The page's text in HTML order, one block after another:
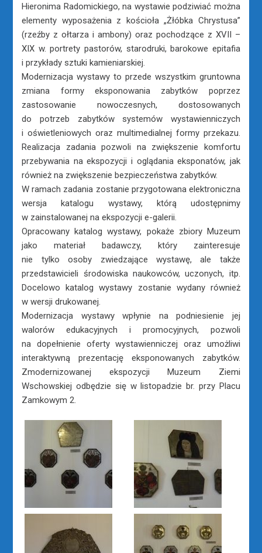
Hieronima Radomickiego, na wystawie podziwiać można
elementy wyposażenia z kościoła „Żłóbka Chrystusa”
(rzeźby z ołtarza i ambony) oraz pochodzące z XVII –
XIX w. portrety pastorów, starodruki, barokowe epitafia
i przykłady sztuki kamieniarskiej.
Modernizacja wystawy to przede wszystkim gruntowna
zmiana formy eksponowania zabytków poprzez
zastosowanie nowoczesnych, dostosowanych
do potrzeb zabytków systemów wystawienniczych
i oświetleniowych oraz multimedialnej formy przekazu.
Realizacja zadania pozwoli na zwiększenie komfortu
przebywania na ekspozycji i oglądania eksponatów, jak
również na zwiększenie bezpieczeństwa zabytków.
W ramach zadania zostanie przygotowana elektroniczna
wersja katalogu wystawy, którą udostępnimy
w zainstalowanej na ekspozycji e-galerii.
Opracowany katalog wystawy, pokaże zbiory Muzeum
jako materiał badawczy, który zainteresuje
nie tylko osoby zwiedzające wystawę, ale także
przedstawicieli środowiska naukowców, uczonych, itp.
Docelowo katalog wystawy zostanie wydany również
w wersji drukowanej.
Modernizacja wystawy wpłynie na podniesienie jej
walorów edukacyjnych i promocyjnych, pozwoli
na dopełnienie oferty wystawienniczej oraz umożliwi
interaktywną prezentację eksponowanych zabytków.
Zmodernizowanej ekspozycji Muzeum Ziemi
Wschowskiej odbędzie się w listopadzie br. przy Placu
Zamkowym 2.